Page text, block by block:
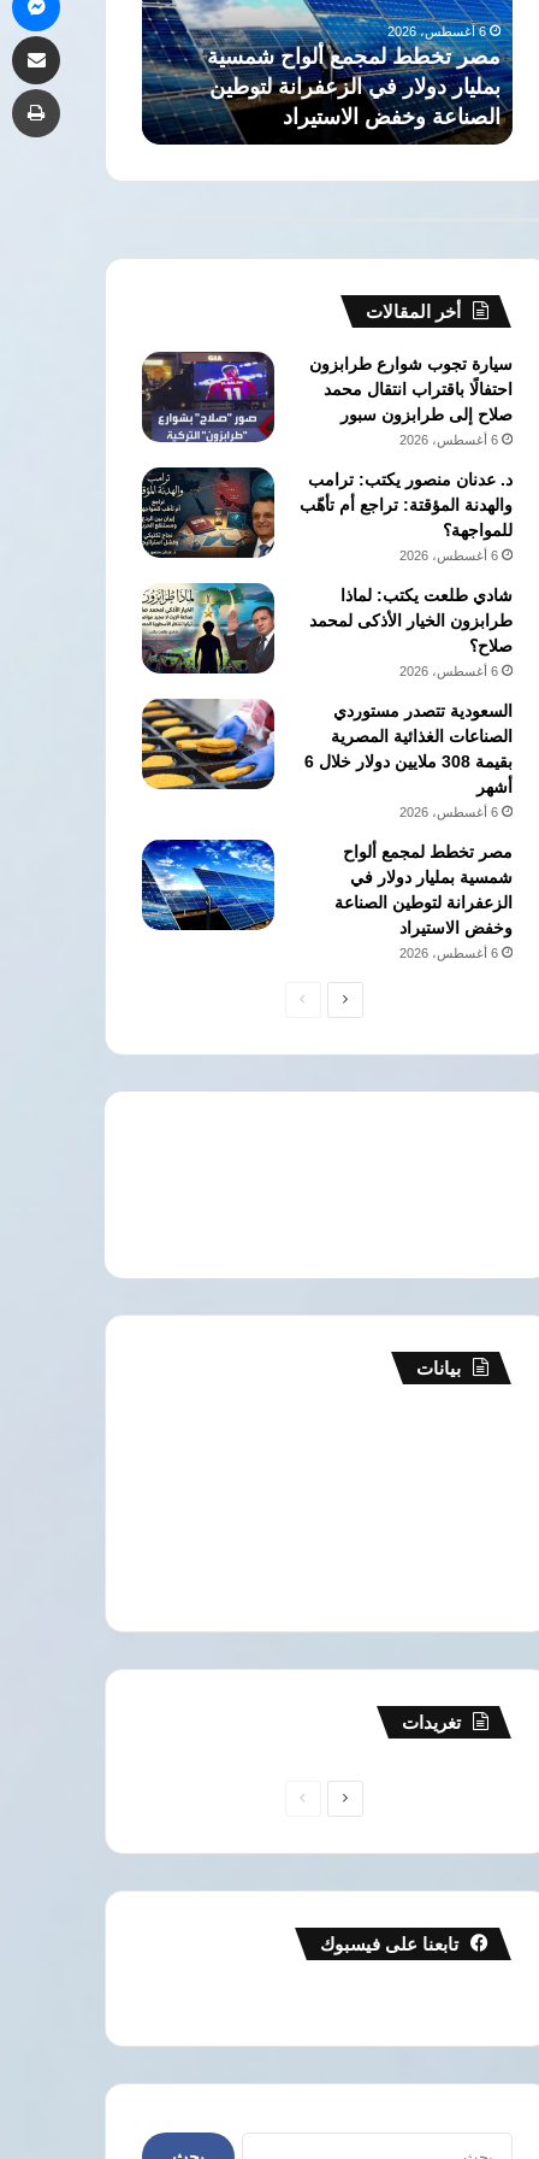
الجزائر
مصرع 25 شخصاً وإصابة 44 آخرين إثر
ألواح شمسية
لتوطين
العائد
المالي
لاتفاق
تطوير
حقل
كرونوس
6 أغسطس، 2026
نائب برلماني يطالب الحكومة بكشف
العائد المالي لاتفاق تطوير حقل
كرونوس القبرصي
أخر المقالات
سيارة تجوب شوارع طرابزون
احتفالًا باقتراب انتقال محمد
صلاح إلى طرابزون سبور
6 أغسطس، 2026
د. عدنان منصور يكتب: ترامب
والهدنة المؤقتة: تراجع أم تأهّب
للمواجهة؟
6 أغسطس، 2026
شادي طلعت يكتب: لماذا
طرابزون الخيار الأذكى لمحمد
صلاح؟
6 أغسطس، 2026
السعودية تتصدر مستوردي
الصناعات الغذائية المصرية
بقيمة 308 ملايين دولار خلال 6
أشهر
6 أغسطس، 2026
مصر تخطط لمجمع ألواح
شمسية بمليار دولار في
الزعفرانة لتوطين الصناعة
وخفض الاستيراد
6 أغسطس، 2026
الصفحةالصفحة
بيانات
تغريدات
الصفحةالصفحة
تابعنا على فيسبوك
البحث